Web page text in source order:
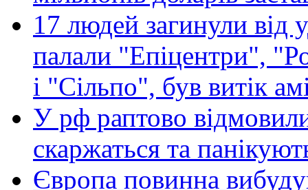
17 людей загинули від
палали "Епіцентри",
і "Сільпо", був витік
У рф раптово
скаржаться та
Європа повинна